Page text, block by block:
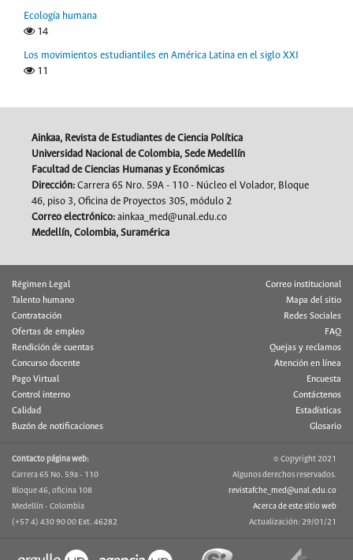
Ecología humana
14
Los movimientos estudiantiles en América Latina en el siglo XXI
11
Ainkaa, Revista de Estudiantes de Ciencia Política
Universidad Nacional de Colombia, Sede Medellín
Facultad de Ciencias Humanas y Económicas
Dirección: Carrera 65 Nro. 59A - 110 - Núcleo el Volador, Bloque
46, piso 3, Oficina de Proyectos 305, módulo 2
Correo electrónico: ainkaa_med@unal.edu.co
Medellín, Colombia, Suramérica
Régimen Legal
Talento humano
Contratación
Ofertas de empleo
Rendición de cuentas
Concurso docente
Pago Virtual
Control interno
Calidad
Buzón de notificaciones
Correo institucional
Mapa del sitio
Redes Sociales
FAQ
Quejas y reclamos
Atención en línea
Encuesta
Contáctenos
Estadísticas
Glosario
Contacto página web:
Carrera 65 No. 59a - 110
Bloque 46, oficina 108
Medellín - Colombia
(+57 4) 430 90 00 Ext. 46282
© Copyright 2021
Algunos derechos reservados.
revistafche_med@unal.edu.co
Acerca de este sitio web
Actualización: 29/01/21